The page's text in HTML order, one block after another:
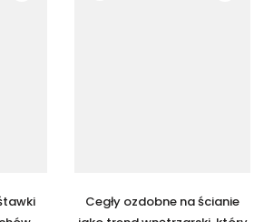
Cegły ozdobne na ścianie